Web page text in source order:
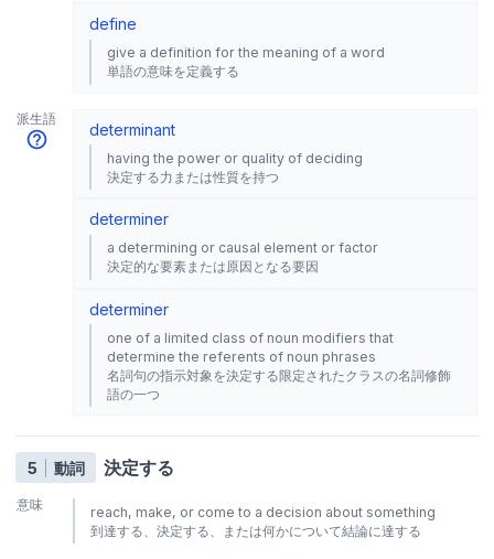
define
give a definition for the meaning of a word
単語の意味を定義する
派生語
determinant
having the power or quality of deciding
決定する力または性質を持つ
determiner
a determining or causal element or factor
決定的な要素または原因となる要因
determiner
one of a limited class of noun modifiers that
determine the referents of noun phrases
名詞句の指示対象を決定する限定されたクラスの名詞修飾
語の一つ
5 動詞 決定する
意味
reach, make, or come to a decision about something
到達する、決定する、または何かについて結論に達する